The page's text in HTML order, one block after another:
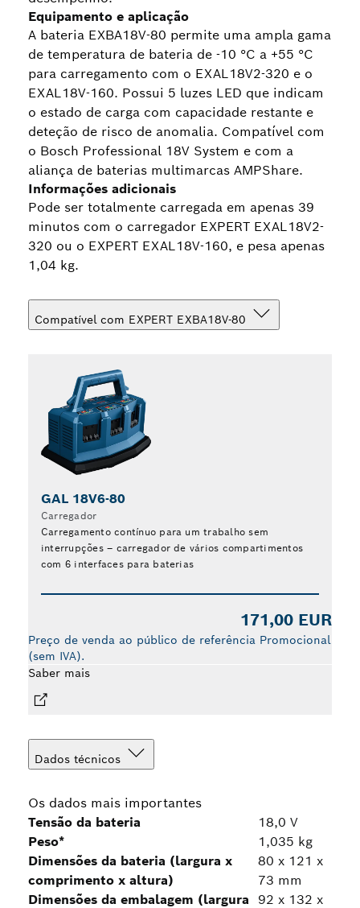
Equipamento e aplicação
A bateria EXBA18V-80 permite uma ampla gama
de temperatura de bateria de -10 °C a +55 °C
para carregamento com o EXAL18V2-320 e o
EXAL18V-160. Possui 5 luzes LED que indicam
o estado de carga com capacidade restante e
deteção de risco de anomalia. Compatível com
o Bosch Professional 18V System e com a
aliança de baterias multimarcas AMPShare.
Informações adicionais
Pode ser totalmente carregada em apenas 39
minutos com o carregador EXPERT EXAL18V2-
320 ou o EXPERT EXAL18V-160, e pesa apenas
1,04 kg.
Compatível com EXPERT EXBA18V-80
GAL 18V6-80
Carregador
Carregamento contínuo para um trabalho sem
interrupções – carregador de vários compartimentos
com 6 interfaces para baterias
171,00 EUR
Preço de venda ao público de referência Promocional
(sem IVA).
Saber mais
Dados técnicos
Os dados mais importantes
Tensão da bateria
18,0 V
Peso*
1,035 kg
Dimensões da bateria (largura x
comprimento x altura)
80 x 121 x
73 mm
Dimensões da embalagem (largura 92 x 132 x